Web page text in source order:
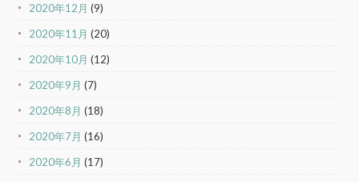
2020年12月 (9)
2020年11月 (20)
2020年10月 (12)
2020年9月 (7)
2020年8月 (18)
2020年7月 (16)
2020年6月 (17)